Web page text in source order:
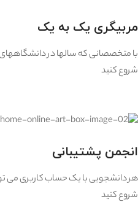
مربیگری یک به یک
با متخصصانی که سالها در
شروع کنید
انجمن پشتیبانی
هر دانشجویی با یک حساب کاربری می
شروع کنید